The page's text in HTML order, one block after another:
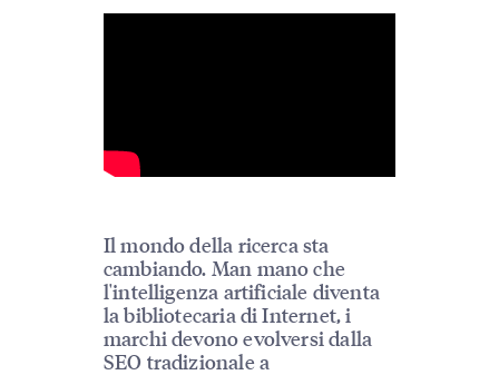
Il mondo della ricerca sta
cambiando. Man mano che
l'intelligenza artificiale diventa
la bibliotecaria di Internet, i
marchi devono evolversi dalla
SEO tradizionale a